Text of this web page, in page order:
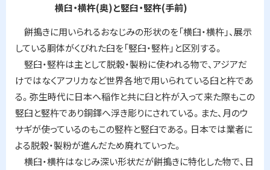
横臼・横杵(奥)と竪臼・竪杵(手前)
餅搗きに用いられるおなじみの形状のを「横臼・横杵」、展示
している胴体がくびれた臼を「竪臼・竪杵」と区別する。
竪臼・竪杵は主として脱穀・製粉に使われる物で、アジアだ
けではなくアフリカなど世界各地で用いられている臼と杵であ
る。弥生時代に日本へ稲作と共に臼と杵が入って来た際もこの
竪臼と竪杵であり銅鐸へ浮き彫りにされている。また、月のウ
サギが使っているのもこの竪杵と竪臼である。日本では業者に
よる脱穀・製粉が進んだため廃れていった。
横臼・横杵はなじみ深い形状だが餅搗きに特化した物で、日